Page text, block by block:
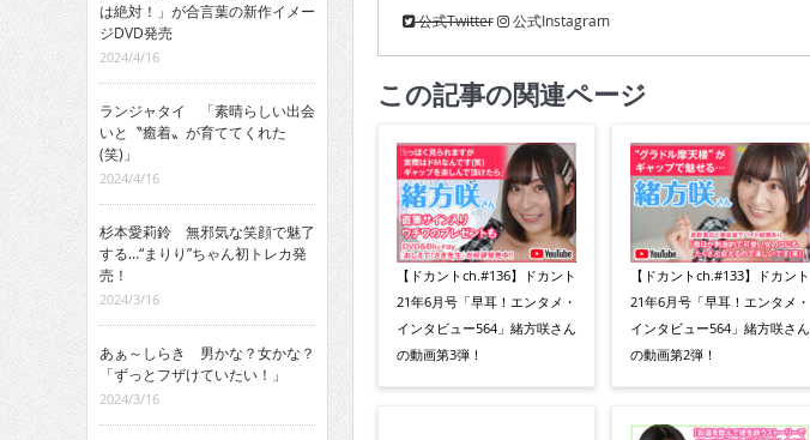
公式Twitter 公式Instagram
この記事の関連ページ
【ドカントch.#136】ドカント
21年6月号「早耳！エンタメ・
インタビュー564」緒方咲さん
の動画第3弾！
【ドカントch.#133】ドカント
21年6月号「早耳！エンタメ・
インタビュー564」緒方咲さん
の動画第2弾！
は絶対！」が合言葉の新作イメー
ジDVD発売
2024/4/16
ランジャタイ 「素晴らしい出会
いと〝癒着〟が育ててくれた
(笑)」
2024/4/16
杉本愛莉鈴 無邪気な笑顔で魅了
する…“まりり”ちゃん初トレカ発
売！
2024/3/16
あぁ～しらき 男かな？女かな？
「ずっとフザけていたい！」
2024/3/16